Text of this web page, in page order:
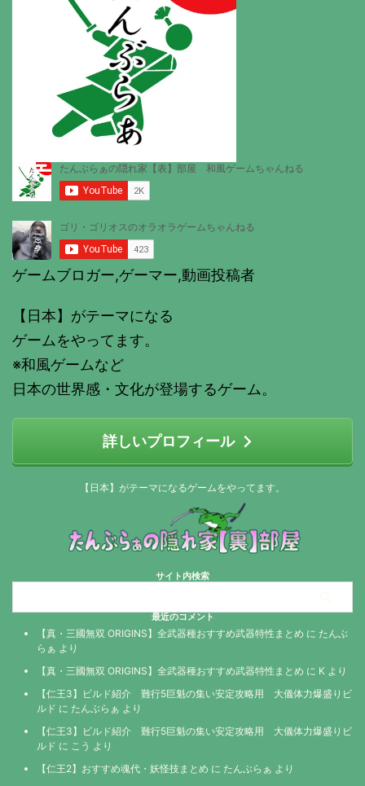
ゲームブロガー,ゲーマー,動画投稿者
【日本】がテーマになる
ゲームをやってます。
※和風ゲームなど
日本の世界感・文化が登場するゲーム。
詳しいプロフィール
【日本】がテーマになるゲームをやってます。
サイト内検索
最近のコメント
【真・三國無双 ORIGINS】全武器種おすすめ武器特性まとめ に たんぶ
らぁ より
【真・三國無双 ORIGINS】全武器種おすすめ武器特性まとめ に K より
【仁王3】ビルド紹介 難行5巨魁の集い安定攻略用 大儀体力爆盛りビ
ルド に たんぶらぁ より
【仁王3】ビルド紹介 難行5巨魁の集い安定攻略用 大儀体力爆盛りビ
ルド に こう より
【仁王2】おすすめ魂代・妖怪技まとめ に たんぶらぁ より